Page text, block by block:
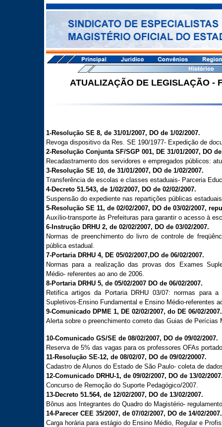
ATUALIZAÇÃO DE LEGISLAÇÃO -
1-Resolução SE 8, de 31/01/2007, DO de 1/02/2007.
Revoga dispositivo da Res. SE 190/1977- Expedição de
2-Resolução Conjunta SF/SGP 001, DE 31/01/2007, DO
Recadastramento dos servidores e empregados públicos:
3-Resolução SE 10, de 31/01/2007, DO de 1/02/2007.
Transferência de escolas e classes estaduais- Parceria
4-Decreto 51.543, de 1/02/2007, DO de 02/02/2007.
Suspensão do expediente nas repartições públicas
5-Resolução SE 11, de 02/02/2007, DO de 03/02/2007,
Auxílio-transporte às Prefeituras para garantir o acesso à
6-Instrução DRHU 2, de 02/02/2007, DO de 03/02/2007.
Normas de preenchimento do livro de controle de
pública estadual.
7-Portaria DRHU 4, DE 05/02/2007,DO de 06/02/2007.
Normas para a realização das provas dos Exames
Médio- referentes ao ano de 2006.
8-Portaria DRHU 5, de 05/02/2007 DO de 06/02/2007.
Retifica artigos da Portaria DRHU 03/07: normas para
Supletivos-Ensino Fundamental e Ensino Médio-referentes
9-Comunicado DPME 1, DE 02/02/2007, do DE 06/02/2007.
Alerta sobre o preenchimento correto das Guias de Perícias
10-Comunicado GS/SE de 08/02/2007, DO de 09/02/2007.
Reserva de 5% das vagas para os professores OFAs
11-Resolução SE-12, de 08/02/07, DO de 09/02/20007.
Cadastro de Alunos do Estado de São Paulo- coleta de
12-Comunicado DRHU-1, de 09/02/2007, DO de 13/02/
Concurso de Remoção do Suporte Pedagógico/2007.
13-Decreto 51.564, de 12/02/2007, DO de 13/02/2007.
Bônus aos Integrantes do Quadro do Magistério-
14-Parecer CEE 35/2007, de 07/02/2007, DO de 14/02/2007.
Carga horária para estágio do Ensino Médio, Regular e